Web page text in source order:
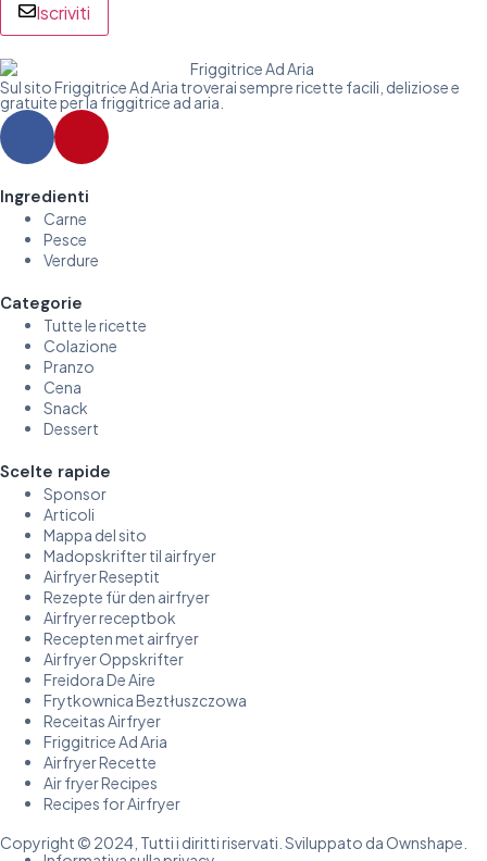
Iscriviti
Sul sito Friggitrice Ad Aria troverai sempre ricette facili, deliziose e
gratuite per la friggitrice ad aria.
Ingredienti
Carne
Pesce
Verdure
Categorie
Tutte le ricette
Colazione
Pranzo
Cena
Snack
Dessert
Scelte rapide
Sponsor
Articoli
Mappa del sito
Madopskrifter til airfryer
Airfryer Reseptit
Rezepte für den airfryer
Airfryer receptbok
Recepten met airfryer
Airfryer Oppskrifter
Freidora De Aire
Frytkownica Beztłuszczowa
Receitas Airfryer
Friggitrice Ad Aria
Airfryer Recette
Air fryer Recipes
Recipes for Airfryer
Copyright © 2024, Tutti i diritti riservati. Sviluppato da Ownshape.